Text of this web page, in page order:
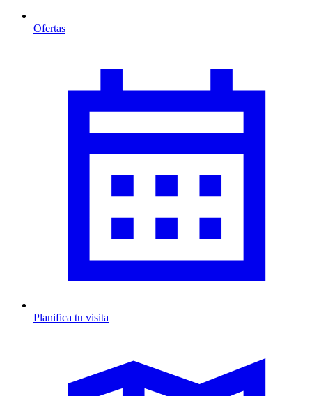
Ofertas
Planifica tu visita